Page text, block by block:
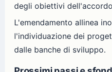
degli obiettivi
L'emendamento allinea
l'individuazione dei
dalle banche di sviluppo.